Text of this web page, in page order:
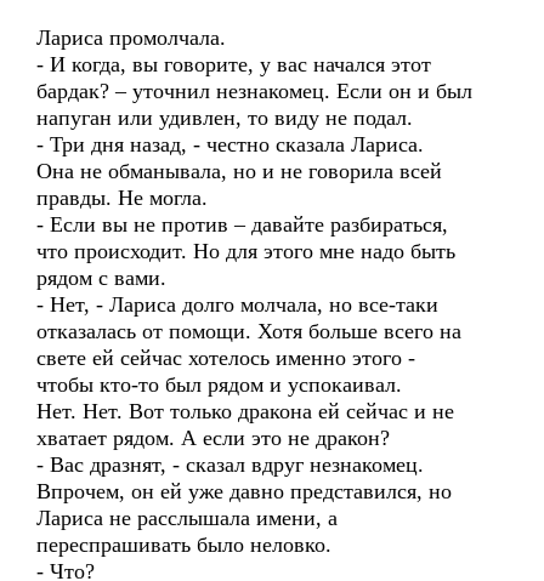
Лариса промолчала.
- И когда, вы говорите, у вас начался этот
бардак? – уточнил незнакомец. Если он и был
напуган или удивлен, то виду не подал.
- Три дня назад, - честно сказала Лариса.
Она не обманывала, но и не говорила всей
правды. Не могла.
- Если вы не против – давайте разбираться,
что происходит. Но для этого мне надо быть
рядом с вами.
- Нет, - Лариса долго молчала, но все-таки
отказалась от помощи. Хотя больше всего на
свете ей сейчас хотелось именно этого -
чтобы кто-то был рядом и успокаивал.
Нет. Нет. Вот только дракона ей сейчас и не
хватает рядом. А если это не дракон?
- Вас дразнят, - сказал вдруг незнакомец.
Впрочем, он ей уже давно представился, но
Лариса не расслышала имени, а
переспрашивать было неловко.
- Что?